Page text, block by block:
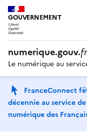
GOUVERNEMENT
numerique.gouv.fr
Le numérique au
FranceConnect
décennie au service
numérique des